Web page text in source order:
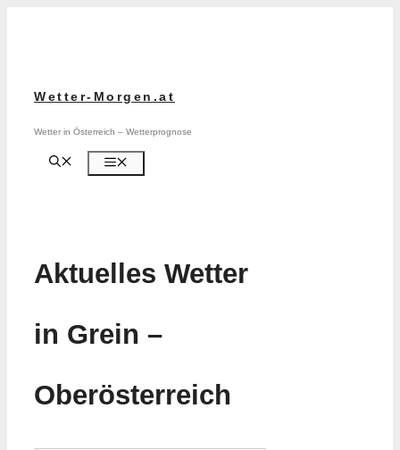
Wetter-Morgen.at
Wetter in Österreich – Wetterprognose
Aktuelles Wetter
in Grein –
Oberösterreich